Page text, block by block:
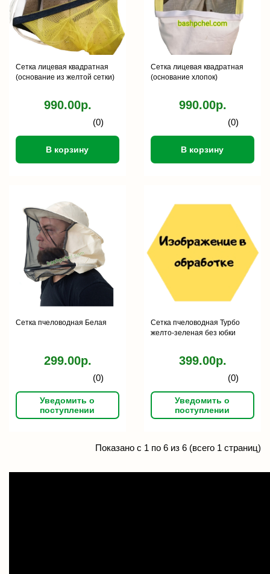
Сетка лицевая квадратная
(основание из желтой сетки)
990.00р.
(0)
В корзину
Сетка лицевая квадратная
(основание хлопок)
990.00р.
(0)
В корзину
Сетка пчеловодная Белая
299.00р.
(0)
Уведомить о
поступлении
Сетка пчеловодная Турбо
желто-зеленая без юбки
399.00р.
(0)
Уведомить о
поступлении
Показано с 1 по 6 из 6 (всего 1 страниц)